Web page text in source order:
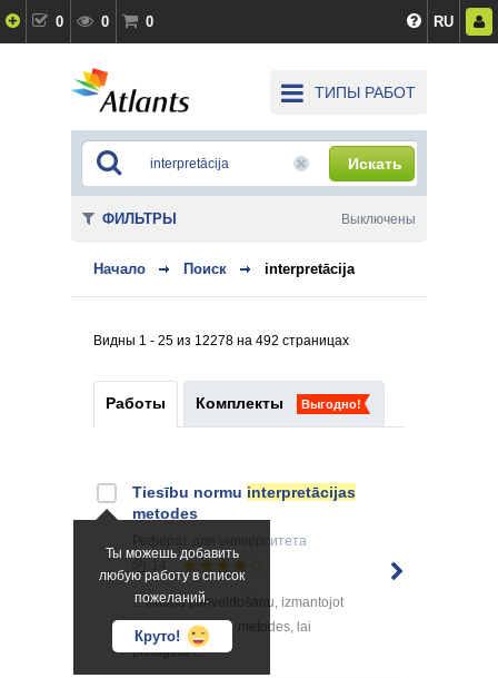
0 0 0 RU
ТИПЫ РАБОТ
Искать
Начало Поиск interpretācija
Видны 1 - 25 из 12278 на 492 страницах
Работы Комплекты Выгодно!
Ты можешь добавить
любую работу в список
пожеланий.
Круто!
Tiesību normu interpretācijas
metodes
для университета
... likumu pilnveidošanu, izmantojot
interpretācijas
metodes, lai
pielāgotu ...
ФИЛЬТРЫ Выключены